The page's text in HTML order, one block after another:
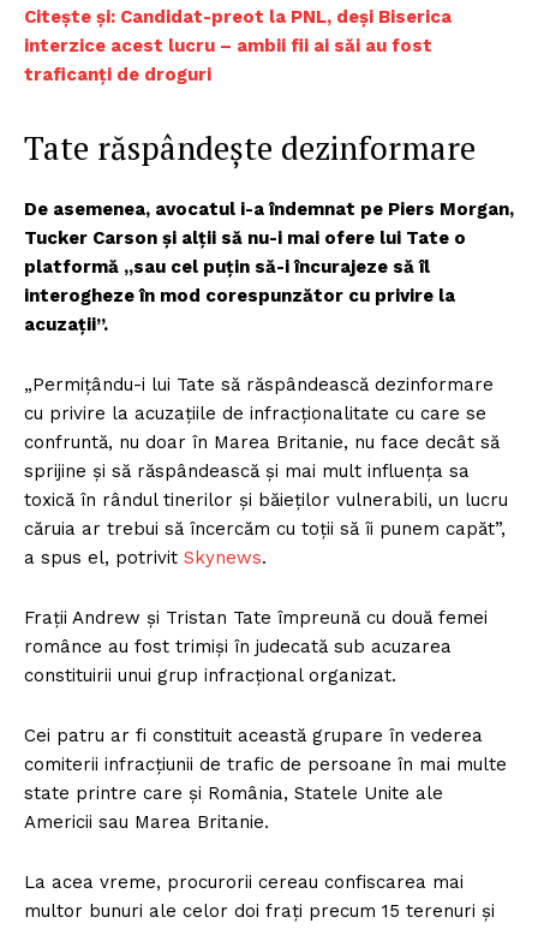
Citește și: Candidat-preot la PNL, deși Biserica
interzice acest lucru – ambii fii ai săi au fost
traficanți de droguri
Tate răspândește dezinformare
De asemenea, avocatul i-a îndemnat pe Piers Morgan,
Tucker Carson și alții să nu-i mai ofere lui Tate o
platformă „sau cel puțin să-i încurajeze să îl
interogheze în mod corespunzător cu privire la
acuzații”.
„Permițându-i lui Tate să răspândească dezinformare
cu privire la acuzațiile de infracționalitate cu care se
confruntă, nu doar în Marea Britanie, nu face decât să
sprijine și să răspândească și mai mult influența sa
toxică în rândul tinerilor și băieților vulnerabili, un lucru
căruia ar trebui să încercăm cu toții să îi punem capăt”,
a spus el, potrivit Skynews.
Frații Andrew și Tristan Tate împreună cu două femei
românce au fost trimiși în judecată sub acuzarea
constituirii unui grup infracțional organizat.
Cei patru ar fi constituit această grupare în vederea
comiterii infracțiunii de trafic de persoane în mai multe
state printre care și România, Statele Unite ale
Americii sau Marea Britanie.
La acea vreme, procurorii cereau confiscarea mai
multor bunuri ale celor doi frați precum 15 terenuri și